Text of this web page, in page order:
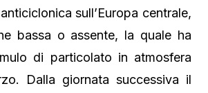
sull’Europa centrale,
bassa o assente, la quale ha
di particolato in atmosfera
Dalla giornata successiva il